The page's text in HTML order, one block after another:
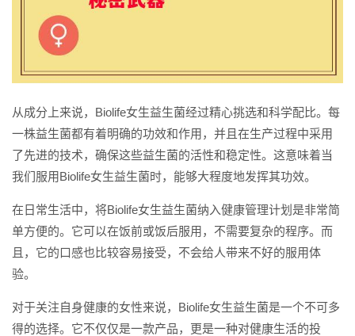
从成分上来说，Biolife女生益生菌经过精心挑选和科学配比。每
一株益生菌都有着明确的功效和作用，并且在生产过程中采用
了先进的技术，确保这些益生菌的活性和稳定性。这意味着当
我们服用Biolife女生益生菌时，能够大程度地发挥其功效。
在日常生活中，将Biolife女生益生菌纳入健康管理计划是非常简
单方便的。它可以在饭前或饭后服用，不需要复杂的程序。而
且，它的口感也比较容易接受，不会给人带来不好的服用体
验。
对于关注自身健康的女性来说，Biolife女生益生菌是一个不可多
得的选择。它不仅仅是一款产品，更是一种对健康生活的投